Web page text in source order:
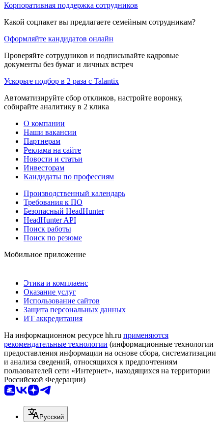
Корпоративная поддержка сотрудников
Какой соцпакет вы предлагаете семейным сотрудникам?
Оформляйте кандидатов онлайн
Проверяйте сотрудников и подписывайте кадровые
документы без бумаг и личных встреч
Ускорьте подбор в 2 раза с Talantix
Автоматизируйте сбор откликов, настройте воронку,
собирайте аналитику в 2 клика
О компании
Наши вакансии
Партнерам
Реклама на сайте
Новости и статьи
Инвесторам
Кандидаты по профессиям
Производственный календарь
Требования к ПО
Безопасный HeadHunter
HeadHunter API
Поиск работы
Поиск по резюме
Мобильное приложение
Этика и комплаенс
Оказание услуг
Использование сайтов
Защита персональных данных
ИТ аккредитация
На информационном ресурсе hh.ru применяются
рекомендательные технологии (информационные технологии
предоставления информации на основе сбора, систематизации
и анализа сведений, относящихся к предпочтениям
пользователей сети «Интернет», находящихся на территории
Российской Федерации)
Русский